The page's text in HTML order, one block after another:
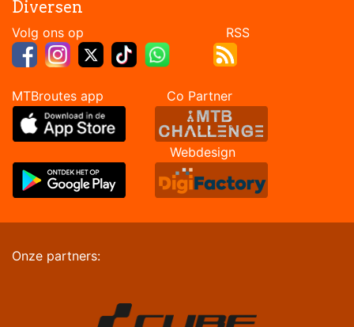
Diversen
Volg ons op RSS
MTBroutes app Co Partner
Webdesign
Onze partners: